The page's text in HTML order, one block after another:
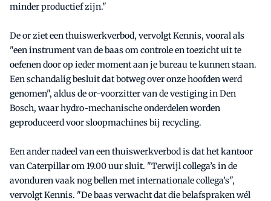
minder productief zijn."
De or ziet een thuiswerkverbod, vervolgt Kennis, vooral als
"een instrument van de baas om controle en toezicht uit te
oefenen door op ieder moment aan je bureau te kunnen staan.
Een schandalig besluit dat botweg over onze hoofden werd
genomen", aldus de or-voorzitter van de vestiging in Den
Bosch, waar hydro-mechanische onderdelen worden
geproduceerd voor sloopmachines bij recycling.
Een ander nadeel van een thuiswerkverbod is dat het kantoor
van Caterpillar om 19.00 uur sluit. "Terwijl collega’s in de
avonduren vaak nog bellen met internationale collega’s",
vervolgt Kennis. "De baas verwacht dat die belafspraken wél